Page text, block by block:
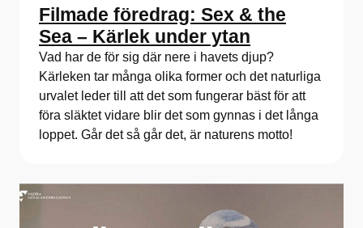
Filmade föredrag: Sex & the
Sea – Kärlek under ytan
Vad har de för sig där nere i havets djup?
Kärleken tar många olika former och det naturliga
urvalet leder till att det som fungerar bäst för att
föra släktet vidare blir det som gynnas i det långa
loppet. Går det så går det, är naturens motto!